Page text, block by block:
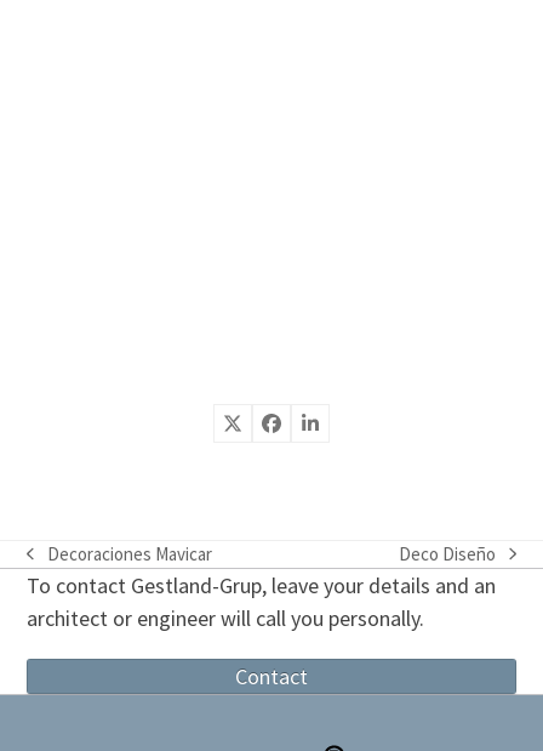
previous
post:
Decoraciones Mavicar
next
post:
Deco Diseño
To contact Gestland-Grup, leave your details and an
architect or engineer will call you personally.
Contact